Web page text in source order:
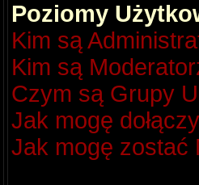
Poziomy
Kim są
Kim są
Czym są Grupy
Jak mogę
Jak mogę zostać